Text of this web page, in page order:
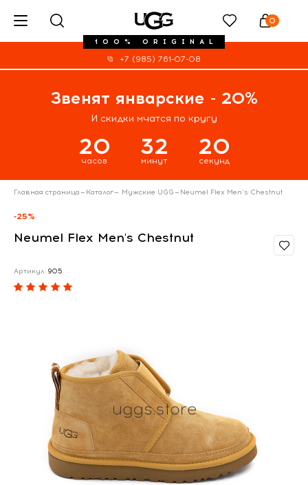
100% ORIGINAL
0
+7 (985) 761-07-08
Звенят январские - 20%
И скидки мчатся по кругу
20
часов
32
минут
20
секунд
Главная страница— Каталог— Мужские UGG— Neumel Flex Men's Chestnut
-25%
Neumel Flex Men's Chestnut
Артикул: 905